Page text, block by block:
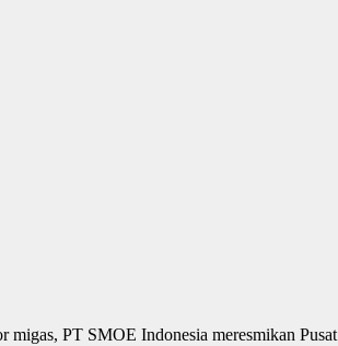
PT SMOE Indonesia meresmikan